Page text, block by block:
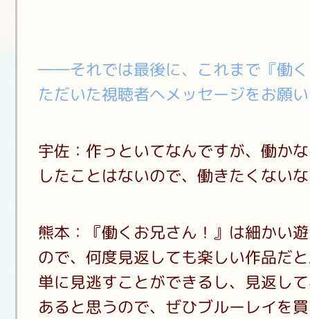
――それでは最後に、これまで『働
ただいた視聴者へメッセージをお願
宇佐：作っといてなんですが、働か
したことはないので、働きたくない
熊本：『働くお兄さん！』は細かい
ので、何度見返しても楽しい作品だ
単に見逃すことができるし、見返し
あると思うので、ぜひブルーレイを